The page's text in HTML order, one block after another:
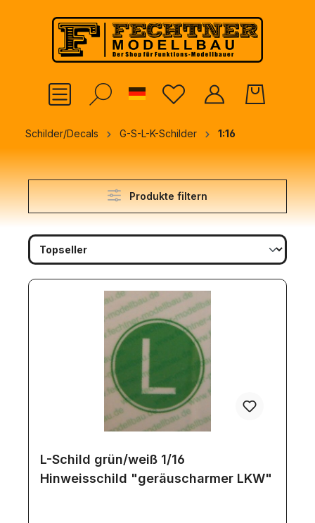
springen
German
Schilder/Decals G-S-L-K-Schilder 1:16
Produkte filtern
L-Schild grün/weiß 1/16
Hinweisschild "geräuscharmer LKW"